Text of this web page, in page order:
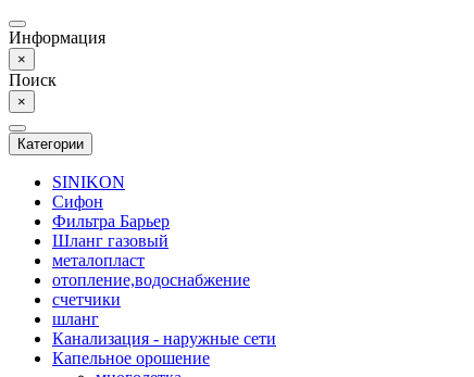
Информация
×
Поиск
×
Категории
SINIKON
Сифон
Фильтра Барьер
Шланг газовый
металопласт
отопление,водоснабжение
счетчики
шланг
Канализация - наружные сети
Капельное орошение